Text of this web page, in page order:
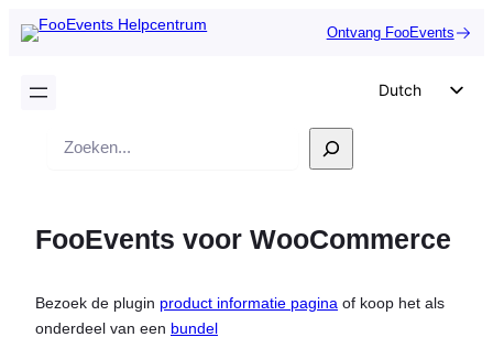
Ontvang FooEvents
Dutch
Italian
French
Zoek
FooEvents voor WooCommerce
Bezoek de plugin product informatie pagina of koop het als
onderdeel van een bundel